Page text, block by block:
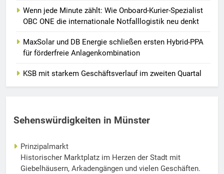
Wenn jede Minute zählt: Wie Onboard-Kurier-Spezialist
OBC ONE die internationale Notfalllogistik neu denkt
MaxSolar und DB Energie schließen ersten Hybrid-PPA
für förderfreie Anlagenkombination
KSB mit starkem Geschäftsverlauf im zweiten Quartal
Sehenswürdigkeiten in Münster
Prinzipalmarkt
Historischer Marktplatz im Herzen der Stadt mit
Giebelhäusern, Arkadengängen und vielen Geschäften.